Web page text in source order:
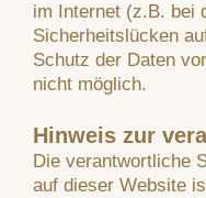
im Internet (z.B. bei
Sicherheitslücken
Schutz der Daten
nicht möglich.
Hinweis zur
Die verantwortliche
auf dieser Website